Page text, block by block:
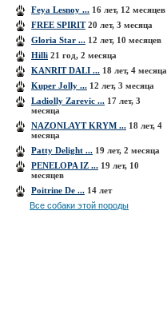
Feya Lesnoy ... 16 лет, 12 месяцев
FREE SPIRIT20 лет, 3 месяца
Gloria Star ... 12 лет, 10 месяцев
Hilli 21 год, 2 месяца
KANRIT DALI ... 18 лет, 4 месяца
Kuper Jolly ... 12 лет, 3 месяца
Ladiolly Zarevic ... 17 лет, 3
месяца
NAZONLAYT KRYM ... 18 лет, 4
месяца
Patty Delight ... 19 лет, 2 месяца
PENELOPA IZ ... 19 лет, 10
месяцев
Poitrine De ... 14 лет
Все собаки этой породы